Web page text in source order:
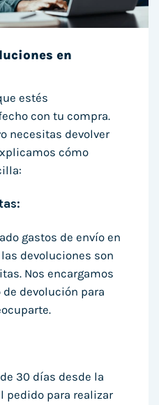
en
estés
con tu compra.
necesitas devolver
cómo
gastos de envío en
devoluciones son
Nos encargamos
devolución para
30 días desde la
pedido para realizar